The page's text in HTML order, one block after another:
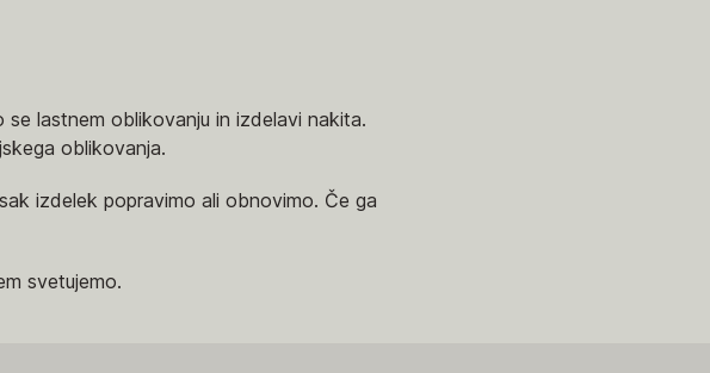
lastnem oblikovanju in izdelavi nakita.
oblikovanja.
izdelek popravimo ali obnovimo. Če ga
svetujemo.